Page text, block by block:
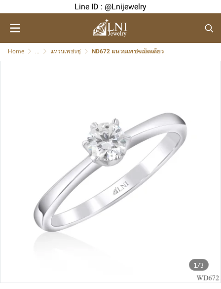
Line ID : @Lnijewelry
Home ... แหวนเพชรชู ND672 แหวนเพชรเม็ดเดียว
1/3